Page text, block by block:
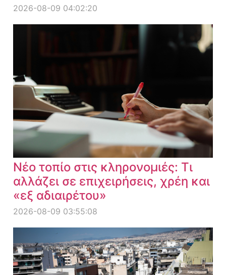
2026-08-09 04:02:20
Νέο τοπίο στις κληρονομιές: Τι
αλλάζει σε επιχειρήσεις, χρέη και
«εξ αδιαιρέτου»
2026-08-09 03:55:08